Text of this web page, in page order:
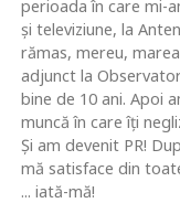
perioada în care mi-
şi televiziune, la
rămas, mereu,
adjunct la
bine de 10 ani. Apoi
muncă în care îţi
Şi am devenit PR!
mă satisface din
... iată-mă!